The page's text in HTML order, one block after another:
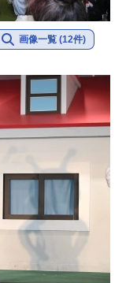
画像一覧 (12件)